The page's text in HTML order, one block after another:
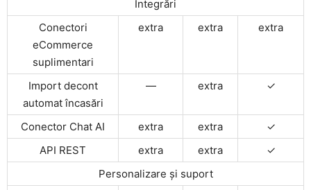
Integrări
Conectori
eCommerce
suplimentari
extra extra extra
Import decont
automat încasări
— extra ✓
Conector Chat AI extra extra
✓
API REST
extra extra
✓
Personalizare și suport